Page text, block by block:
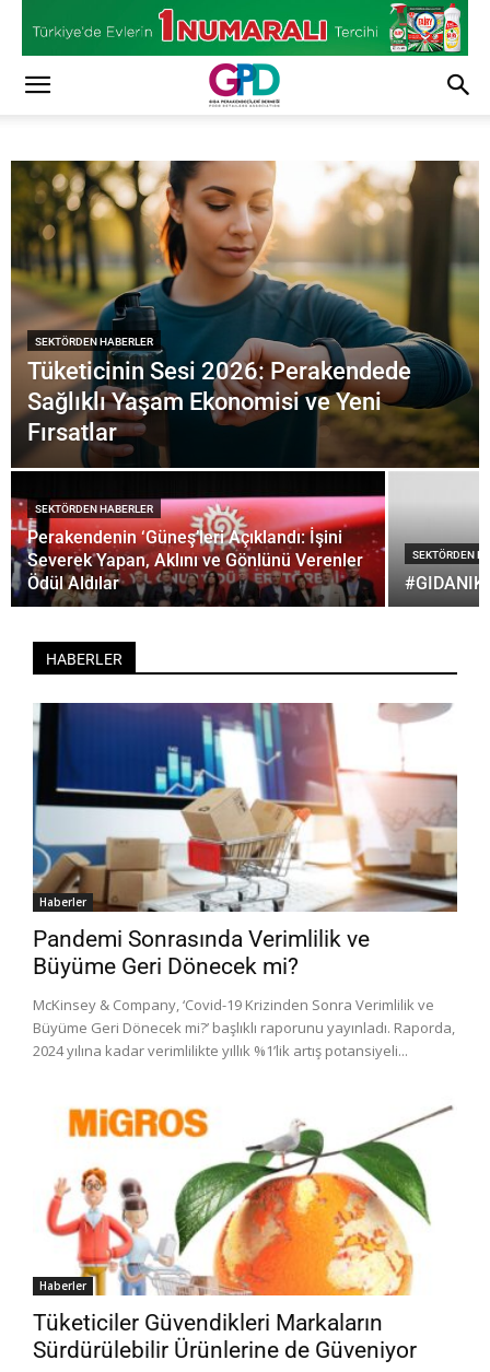
SEKTÖRDEN HABERLER
Tüketicinin Sesi 2026: Perakendede
Sağlıklı Yaşam Ekonomisi ve Yeni
Fırsatlar
SEKTÖRDEN HABERLER
Perakendenin ‘Güneş’leri Açıklandı: İşini
Severek Yapan, Aklını ve Gönlünü Verenler
Ödül Aldılar
SEKTÖRDEN
HABERLER
Haberler
Pandemi Sonrasında Verimlilik ve
Büyüme Geri Dönecek mi?
McKinsey & Company, ‘Covid-19 Krizinden Sonra Verimlilik ve
Büyüme Geri Dönecek mi?’ başlıklı raporunu yayınladı. Raporda,
2024 yılına kadar verimlilikte yıllık %1’lik artış potansiyeli...
Haberler
Tüketiciler Güvendikleri Markaların
Sürdürülebilir Ürünlerine de Güveniyor